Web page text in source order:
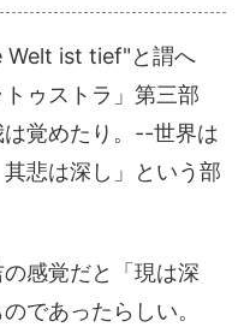
Welt ist tief"と謂へ
ゥストラ」第三部
は覚めたり。--世界は
悲は深し」という部
感覚だと「現は深
であったらしい。